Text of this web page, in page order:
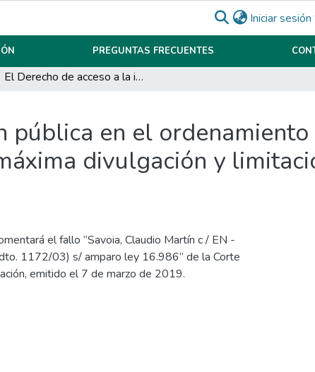
Iniciar sesión
PREGUNTAS FRECUENTES
El Derecho de acceso a la información pública en el ordenamiento jurídico argentino y los principios de máxima divulgación y limitación de las excepciones: El fallo “Savoia”
pública en el ordenamiento
divulgación y
el fallo “Savoia, Claudio Martín c / EN -
1172/03) s/ amparo ley 16.986” de la Corte
emitido el 7 de marzo de 2019.